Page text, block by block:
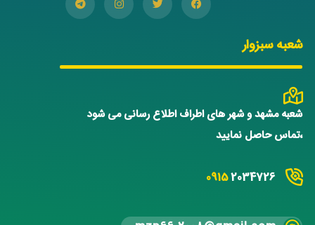
شعبه سبزوار
شعبه مشهد و شهر های اطراف اطلاع رسانی می شود
،تماس حاصل نمایید
09152034726